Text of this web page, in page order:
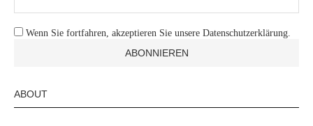
Wenn Sie fortfahren, akzeptieren Sie unsere Datenschutzerklärung.
ABOUT